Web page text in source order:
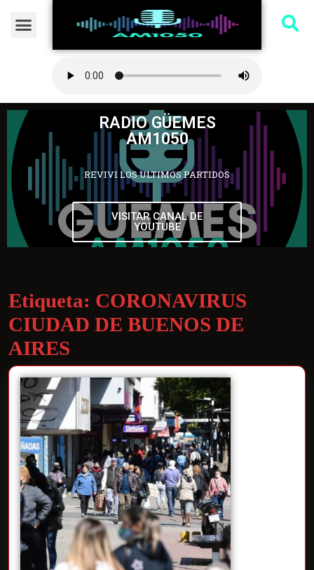
RADIO GÜEMES
AM1050
REVIVI LOS ULTIMOS PARTIDOS
VISITAR CANAL DE
YOUTUBE
Etiqueta: CORONAVIRUS
CIUDAD DE BUENOS DE
AIRES